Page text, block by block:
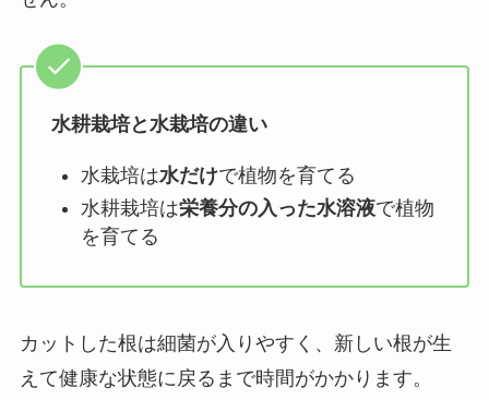
水耕栽培と水栽培の違い
水栽培は水だけで植物を育てる
水耕栽培は栄養分の入った水溶液で植物
を育てる
カットした根は細菌が入りやすく、新しい根が生
えて健康な状態に戻るまで時間がかかります。